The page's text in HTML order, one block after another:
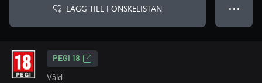
LÄGG TILL I ÖNSKELISTAN ● ● ●
PEGI 18
Våld